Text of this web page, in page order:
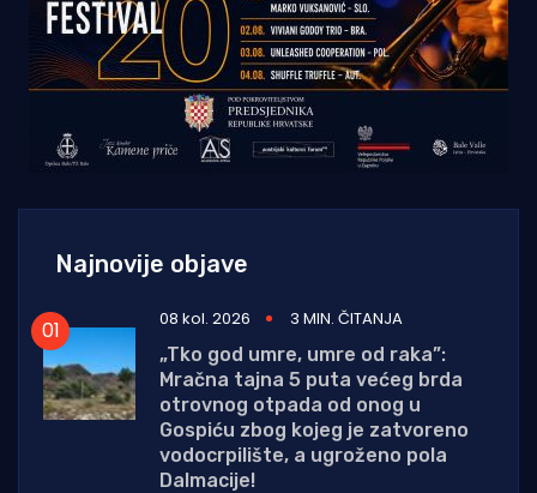
Najnovije objave
08 kol. 2026
3 MIN. ČITANJA
„Tko god umre, umre od raka”:
Mračna tajna 5 puta većeg brda
otrovnog otpada od onog u
Gospiću zbog kojeg je zatvoreno
vodocrpilište, a ugroženo pola
Dalmacije!